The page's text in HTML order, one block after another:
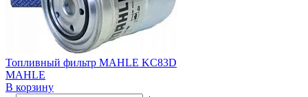
Топливный фильтр MAHLE KC83D
MAHLE
В корзину